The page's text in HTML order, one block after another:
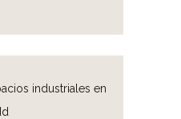
industriales en